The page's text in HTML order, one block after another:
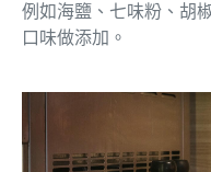
例如海鹽、七味粉、胡
口味做添加。